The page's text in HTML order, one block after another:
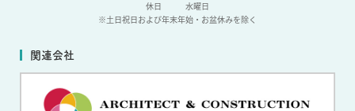
休日
水曜日
※土日祝日および年末年始・お盆休みを除く
関連会社